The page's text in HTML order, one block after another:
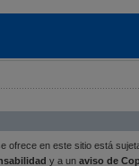
ofrece en este sitio está
y a un aviso de